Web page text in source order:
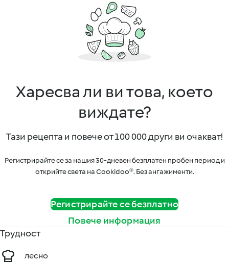
Харесва ли ви това, което
виждате?
Тази рецепта и повече от 100 000 други ви очакват!
Регистрирайте се за нашия 30-дневен безплатен пробен период и
открийте света на Cookidoo®. Без ангажименти.
Регистрирайте се безплатно
Повече информация
Трудност
лесно